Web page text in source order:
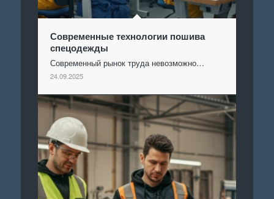
Современные технологии пошива
спецодежды
Современный рынок труда невозможно…
24.09.2025